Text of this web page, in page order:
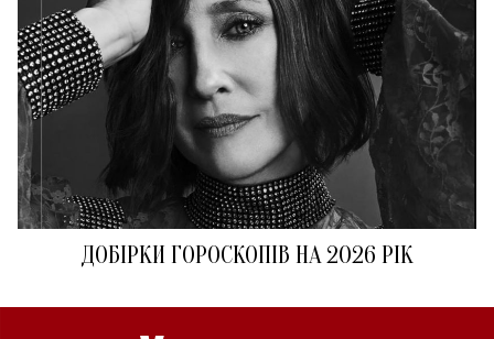
ДОБІРКИ ГОРОСКОПІВ НА 2026 РІК